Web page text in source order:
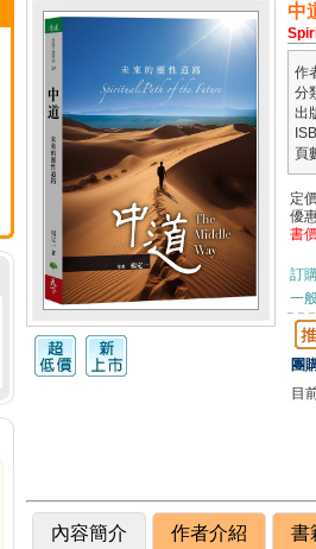
中
作
分
出
頁
定
優
書
訂
一
團
目
內容簡介 作者介紹 書